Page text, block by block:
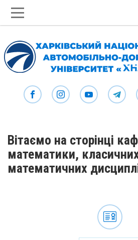
Вітаємо на сторінці
математики,
математичних